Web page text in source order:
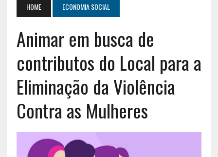
HOME ECONOMIA SOCIAL
Animar em busca de
contributos do Local para a
Eliminação da Violência
Contra as Mulheres